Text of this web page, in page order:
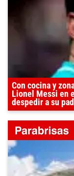
Con cocina y
Lionel Messi en
despedir a su